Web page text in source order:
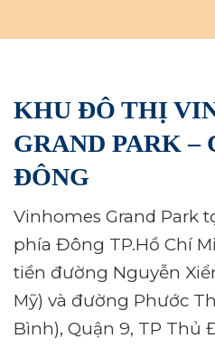
KHU ĐÔ THỊ
GRAND PARK –
ĐÔNG
Vinhomes Grand Park
phía Đông TP.Hồ Chí
tiền đường Nguyễn
Mỹ) và đường Phước
Bình), Quận 9, TP Thủ